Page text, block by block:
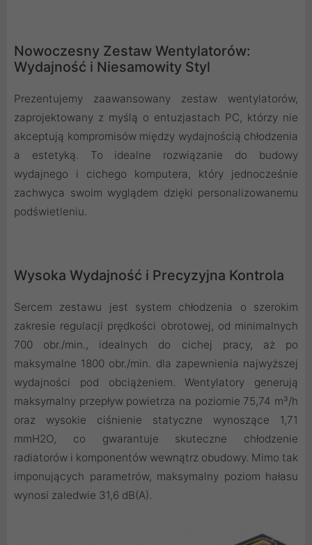
Nowoczesny Zestaw Wentylatorów:
Wydajność i Niesamowity Styl
Prezentujemy zaawansowany zestaw wentylatorów,
zaprojektowany z myślą o entuzjastach PC, którzy nie
akceptują kompromisów między wydajnością chłodzenia
a estetyką. To idealne rozwiązanie do budowy
wydajnego i cichego komputera, który jednocześnie
zachwyca swoim wyglądem dzięki personalizowanemu
podświetleniu.
Wysoka Wydajność i Precyzyjna Kontrola
Sercem zestawu jest system chłodzenia o szerokim
zakresie regulacji prędkości obrotowej, od minimalnych
700 obr./min., idealnych do cichej pracy, aż po
maksymalne 1800 obr./min. dla zapewnienia najwyższej
wydajności pod obciążeniem. Wentylatory generują
maksymalny przepływ powietrza na poziomie 75,74 m³/h
oraz wysokie ciśnienie statyczne wynoszące 1,71
mmH2O, co gwarantuje skuteczne chłodzenie
radiatorów i komponentów wewnątrz obudowy. Mimo tak
imponujących parametrów, maksymalny poziom hałasu
wynosi zaledwie 31,6 dB(A).